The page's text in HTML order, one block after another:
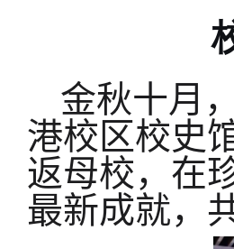
金秋十月
港校区校史
返母校，在
最新成就，